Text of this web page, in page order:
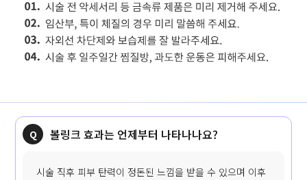
볼링크 효과는 언제부터 나타나나요?
시술 직후 피부 탄력이 정돈된 느낌을 받을 수 있으며 이후